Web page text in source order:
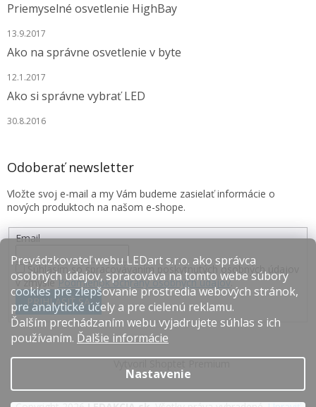
Prevádzkovateľ webu LEDart s.r.o. ako správca
osobných údajov, spracováva na tomto webe súbory
cookies pre zlepšovanie prostredia webových stránok,
pre analytické účely a pre cielenú reklamu.
Ďalším prechádzaním webu vyjadrujete súhlas s ich
používaním. Ďalšie informácie
Nastavenie
Priemyselné osvetlenie HighBay
13.9.2017
Ako na správne osvetlenie v byte
12.1.2017
Ako si správne vybrať LED
30.8.2016
Odoberať newsletter
Vložte svoj e-mail a my Vám budeme zasielať informácie o
nových produktoch na našom e-shope.
Email
Súhlasím so spracovávaním poskytnutých osobných údajov
v zmysle Podmienok ochrany osobných údajov.
PRIHLÁSIŤ SA